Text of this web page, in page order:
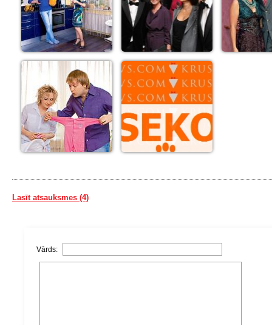
Lasīt atsauksmes (4)
Vārds: